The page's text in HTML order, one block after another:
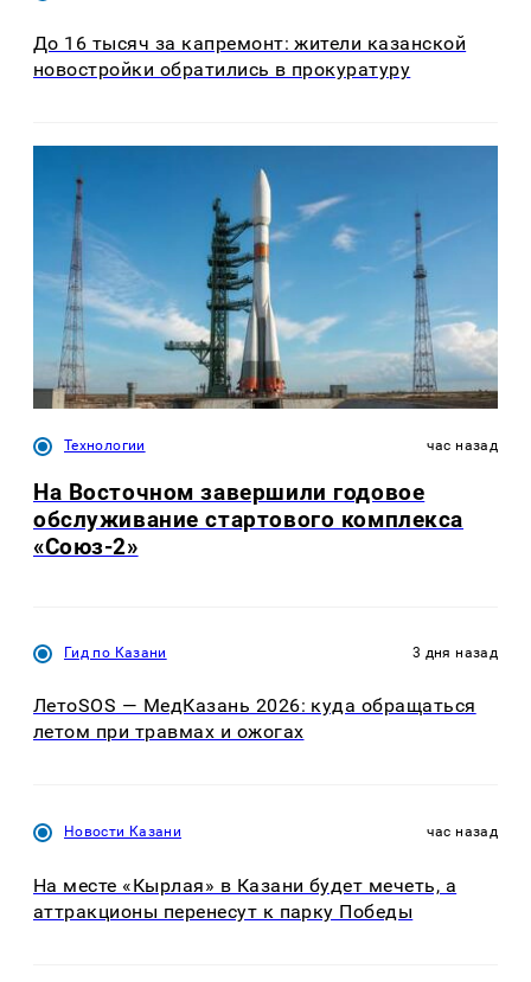
До 16 тысяч за капремонт: жители казанской
новостройки обратились в прокуратуру
Технологии час назад
На Восточном завершили годовое
обслуживание стартового комплекса
«Союз-2»
Гид по Казани 3 дня назад
ЛетоSOS — МедКазань 2026: куда обращаться
летом при травмах и ожогах
Новости Казани час назад
На месте «Кырлая» в Казани будет мечеть, а
аттракционы перенесут к парку Победы